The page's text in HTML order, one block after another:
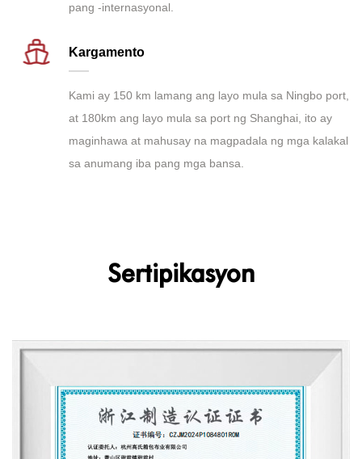
pang -internasyonal.
Kargamento
Kami ay 150 km lamang ang layo mula sa Ningbo port,
at 180km ang layo mula sa port ng Shanghai, ito ay
maginhawa at mahusay na magpadala ng mga kalakal
sa anumang iba pang mga bansa.
Sertipikasyon